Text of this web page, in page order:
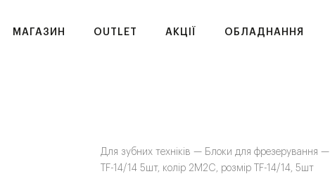
МАГАЗИН OUTLET АКЦІЇ ОБЛАДНАННЯ
Для зубних техніків — Блоки для фрезерування —
TF-14/14 5шт, колір 2M2C, розмір TF-14/14, 5шт